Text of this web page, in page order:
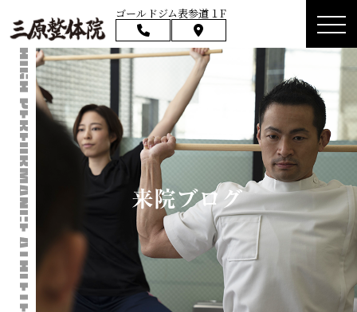
ゴールドジム表参道１F
来院ブログ